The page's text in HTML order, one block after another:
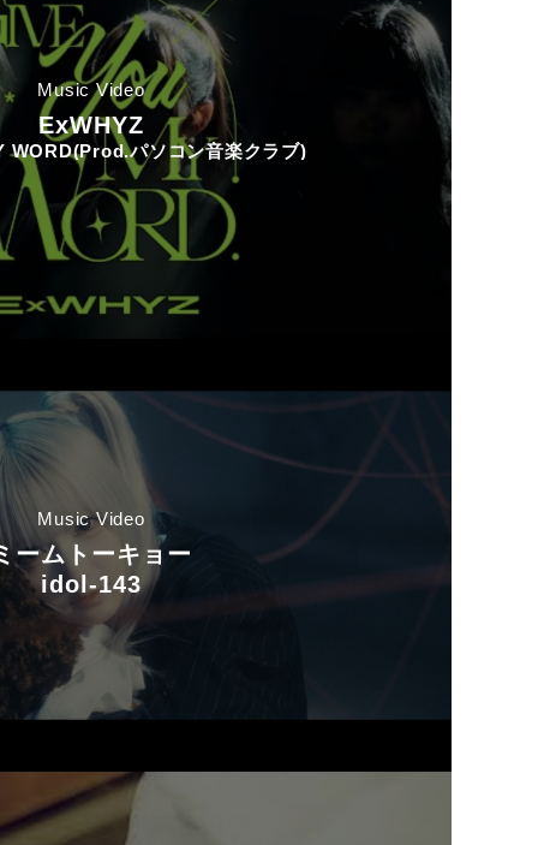
Music Video
ExWHYZ
WORD(Prod.パソコン音楽クラブ)
Music Video
ームトーキョー
idol-143